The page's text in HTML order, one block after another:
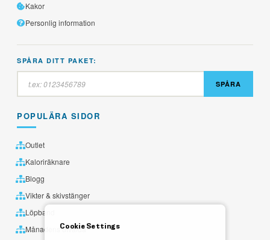
Kakor
Personlig information
SPÅRA DITT PAKET:
SPÅRA
POPULÄRA SIDOR
Outlet
Kaloriräknare
Blogg
Vikter & skivstänger
Löpband
Månadens utvaldaCookie Settings